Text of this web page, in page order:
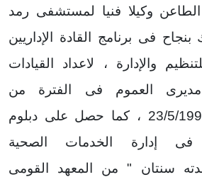
بتعيين الطاعن وكيلا فنيا لمستشفى رمد
فى برنامج القادة الإداريين
والإدارة ، لاعداد القيادات
مديرى العموم فى الفترة من
27/4/1991 حتى 23/5/1991 ، كما حصل على دبلوم
فى إدارة الخدمات الصحية
سنتان " من المعهد القومى